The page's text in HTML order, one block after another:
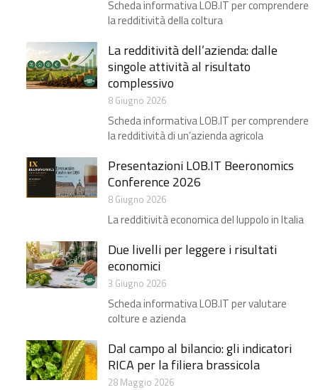
Scheda informativa LOB.IT per comprendere
la redditività della coltura
La redditività dell’azienda: dalle
singole attività al risultato
complessivo
8 Giugno 2026
Scheda informativa LOB.IT per comprendere
la redditività di un’azienda agricola
Presentazioni LOB.IT Beeronomics
Conference 2026
8 Giugno 2026
La redditività economica del luppolo in Italia
Due livelli per leggere i risultati
economici
3 Giugno 2026
Scheda informativa LOB.IT per valutare
colture e azienda
Dal campo al bilancio: gli indicatori
RICA per la filiera brassicola ​
28 Maggio 2026